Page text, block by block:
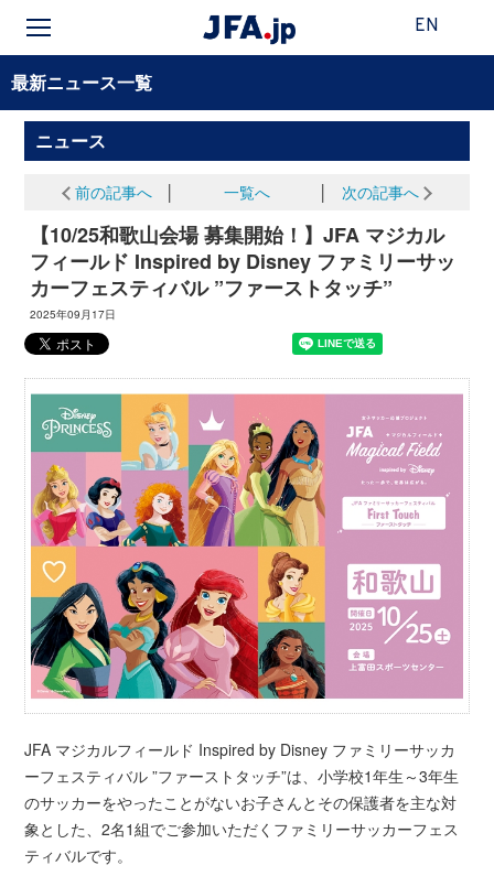
EN
最新ニュース一覧
ニュース
前の記事へ 一覧へ 次の記事へ
【10/25和歌山会場 募集開始！】JFA マジカル
フィールド Inspired by Disney ファミリーサッ
カーフェスティバル ”ファーストタッチ”
2025年09月17日
JFA マジカルフィールド Inspired by Disney ファミリーサッカ
ーフェスティバル ”ファーストタッチ”は、小学校1年生～3年生
のサッカーをやったことがないお子さんとその保護者を主な対
象とした、2名1組でご参加いただくファミリーサッカーフェス
ティバルです。